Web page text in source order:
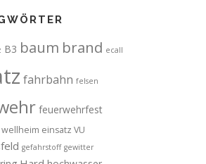
B3 baum brand ecall
fahrbahn felsen
feuerwehrfest
einsatz VU
gefahrstoff gewitter